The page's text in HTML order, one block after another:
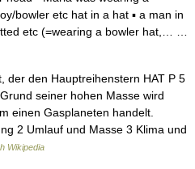
bowler etc hat in a hat ▪ a man in
etc (=wearing a bowler hat,… …
der den Hauptreihenstern HAT P 5
seiner hohen Masse wird
einen Gasplaneten handelt.
2 Umlauf und Masse 3 Klima und
Wikipedia